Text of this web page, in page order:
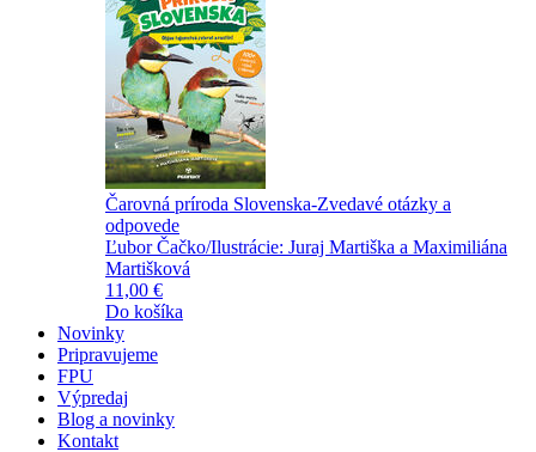
Čarovná príroda Slovenska-Zvedavé otázky a
odpovede
Ľubor Čačko/Ilustrácie: Juraj Martiška a Maximiliána
Martišková
11,00 €
Do košíka
Novinky
Pripravujeme
FPU
Výpredaj
Blog a novinky
Kontakt